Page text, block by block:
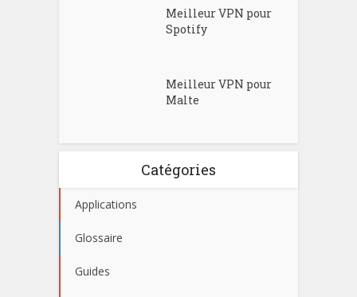
Meilleur VPN pour
Spotify
Meilleur VPN pour
Malte
Catégories
Applications
Glossaire
Guides